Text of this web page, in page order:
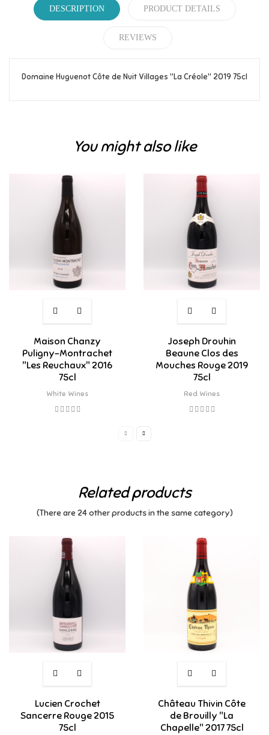
DESCRIPTION PRODUCT DETAILS
REVIEWS
Domaine Huguenot Côte de Nuit Villages "La Créole" 2019 75cl
You might also like
Maison Chanzy
Puligny-Montrachet
"Les Reuchaux" 2016
75cl
White Wines
Joseph Drouhin
Beaune Clos des
Mouches Rouge 2019
75cl
Red Wines
Related products
(There are 24 other products in the same category)
Lucien Crochet
Sancerre Rouge 2015
75cl
Château Thivin Côte
de Brouilly "La
Chapelle" 2017 75cl